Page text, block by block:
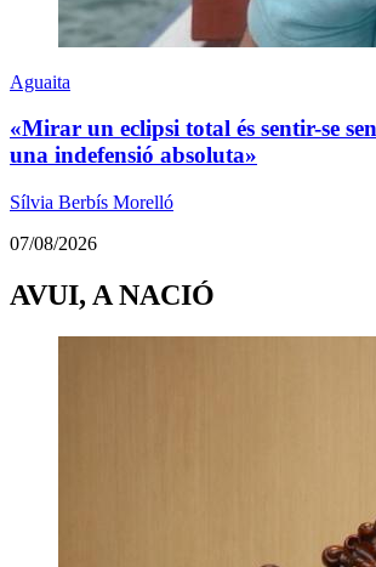
Aguaita
«Mirar un eclipsi total és sentir-se
una indefensió absoluta»
Sílvia Berbís Morelló
07/08/2026
AVUI, A NACIÓ